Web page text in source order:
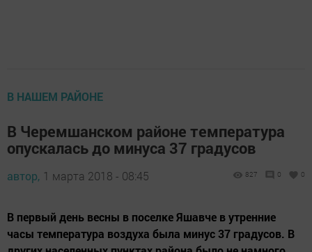
В НАШЕМ РАЙОНЕ
В Черемшанском районе температура
опускалась до минуса 37 градусов
автор, 1 марта 2018 - 08:45 827 0 0
В первый день весны в поселке Яшавче в утренние
часы температура воздуха была минус 37 градусов. В